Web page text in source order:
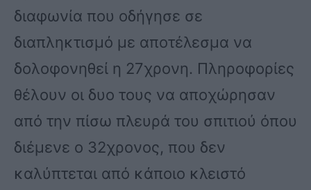
διαφωνία που οδήγησε σε
διαπληκτισμό με αποτέλεσμα να
δολοφονηθεί η 27χρονη. Πληροφορίες
θέλουν οι δυο τους να αποχώρησαν
από την πίσω πλευρά του σπιτιού όπου
διέμενε ο 32χρονος, που δεν
καλύπτεται από κάποιο κλειστό